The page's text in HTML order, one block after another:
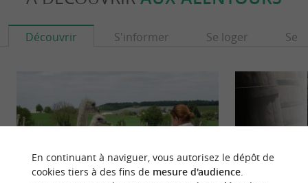
Découvrir S'informer Se loger Se
En continuant à naviguer, vous autorisez le dépôt de
cookies tiers à des fins de mesure d'audience.